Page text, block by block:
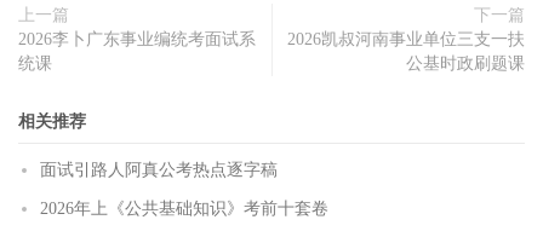
上一篇
2026李卜广东事业编统考面试系
统课
下一篇
2026凯叔河南事业单位三支一扶
公基时政刷题课
相关推荐
面试引路人阿真公考热点逐字稿
2026年上《公共基础知识》考前十套卷